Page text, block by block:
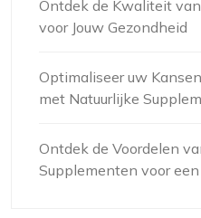
Ontdek de Kwaliteit
voor Jouw Gezondheid
Optimaliseer uw
met Natuurlijke
Ontdek de Voordelen
Supplementen voor